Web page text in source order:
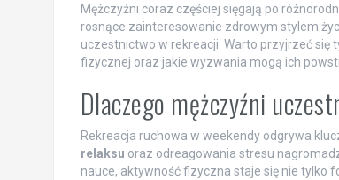
Mężczyźni coraz częściej sięgają po
rosnące zainteresowanie zdrowym stylem
uczestnictwo w rekreacji. Warto przyjrzeć
fizycznej oraz jakie wyzwania mogą ich
Dlaczego mężczyźni
Rekreacja ruchowa w weekendy odgrywa
relaksu oraz odreagowania stresu
nauce, aktywność fizyczna staje się nie tylko